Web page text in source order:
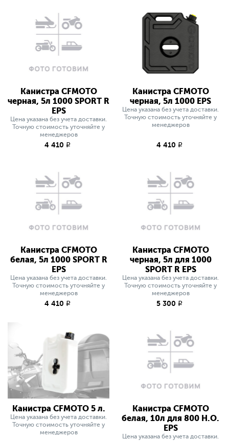
Канистра CFMOTO
черная, 5л 1000 SPORT R
EPS
Цена указана без учета доставки.
Точную стоимость уточняйте у
менеджеров
4 410 q
Канистра CFMOTO
черная, 5л 1000 EPS
Цена указана без учета доставки.
Точную стоимость уточняйте у
менеджеров
4 410 q
Канистра CFMOTO
белая, 5л 1000 SPORT R
EPS
Цена указана без учета доставки.
Точную стоимость уточняйте у
менеджеров
4 410 q
Канистра CFMOTO
черная, 5л для 1000
SPORT R EPS
Цена указана без учета доставки.
Точную стоимость уточняйте у
менеджеров
5 300 q
Канистра CFMOTO 5 л.
Цена указана без учета доставки.
Точную стоимость уточняйте у
менеджеров
Канистра CFMOTO
белая, 10л для 800 H.O.
EPS
Цена указана без учета доставки.